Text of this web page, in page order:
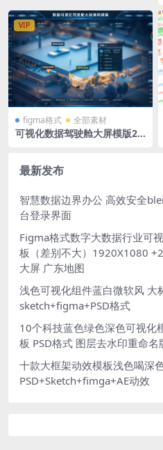
VIP
figma格式 全部素材
可视化数据驾驶舱大屏模版25
最新发布
智慧数据边界办公 高效安全
台登录界面
Figma格式数字大数据行业可
板（差别不大）1920X1080
大屏 广东地图
浅色可视化组件蓝白微软风 大
sketch+figma+PSD格式
10个科技蓝色绿色深色可视化
板 PSD格式 图层去水印重命名
十款大框架动效模板浅色喝深
PSD+Sketch+fimga+AE动效